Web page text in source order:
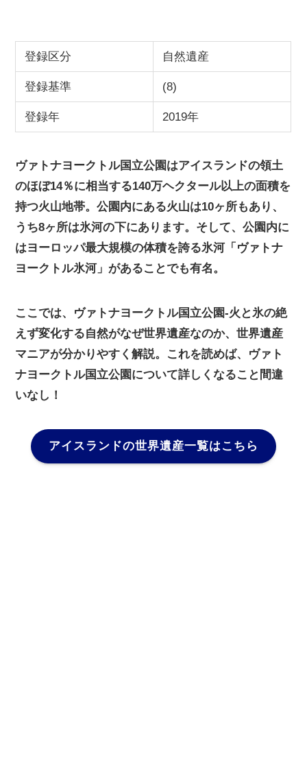
登録区分 自然遺産
登録基準 (8)
登録年 2019年
ヴァトナヨークトル国立公園はアイスランドの領土
のほぼ14％に相当する140万ヘクタール以上の面積を
持つ火山地帯。公園内にある火山は10ヶ所もあり、
うち8ヶ所は氷河の下にあります。そして、公園内に
はヨーロッパ最大規模の体積を誇る氷河「ヴァトナ
ヨークトル氷河」があることでも有名。
ここでは、ヴァトナヨークトル国立公園-火と氷の絶
えず変化する自然がなぜ世界遺産なのか、世界遺産
マニアが分かりやすく解説。これを読めば、ヴァト
ナヨークトル国立公園について詳しくなること間違
いなし！
アイスランドの世界遺産一覧はこちら